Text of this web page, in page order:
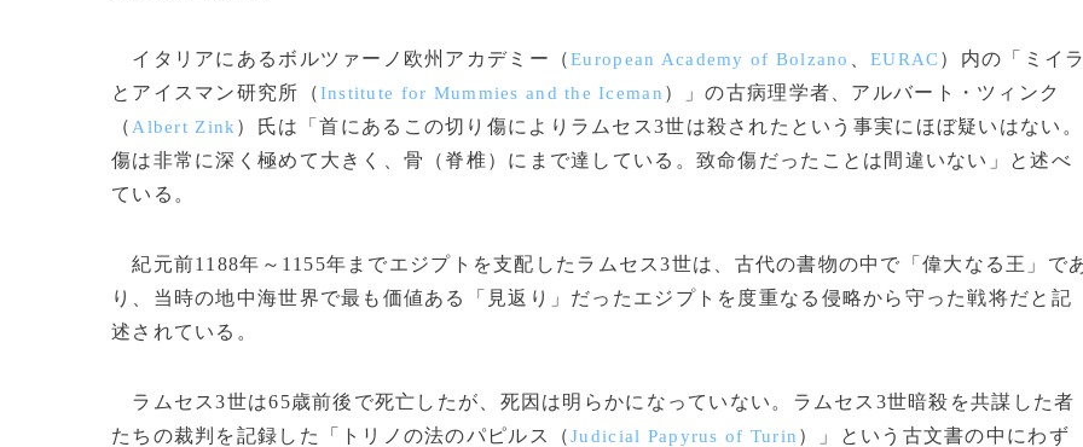
イタリアにあるボルツァーノ欧州アカデミー（European Academy of Bolzano 、EURAC）内の「ミイ
とアイスマン研究所（Institute for Mummies and the Iceman ）」の古病理学者、アルバート・ツィンク
（ Albert Zink ）氏は「首にあるこの切り傷によりラムセス3世は殺されたという事実にほぼ疑いはない。
傷は非常に深く極めて大きく、骨（脊椎）にまで達している。致命傷だったことは間違いない」と述べ
ている。
紀元前1188年～1155年までエジプトを支配したラムセス3世は、古代の書物の中で「偉大なる王」で
り、当時の地中海世界で最も価値ある「見返り」だったエジプトを度重なる侵略から守った戦将だと記
述されている。
ラムセス3世は65歳前後で死亡したが、死因は明らかになっていない。ラムセス3世暗殺を共謀した者
たちの裁判を記録した「トリノの法のパピルス（Judicial Papyrus of Turin ）」という古文書の中にわず